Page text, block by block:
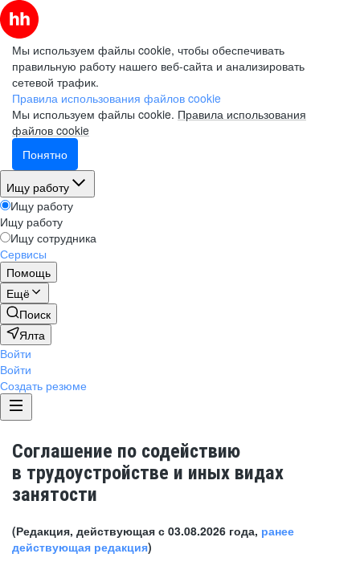
Мы используем файлы cookie, чтобы обеспечивать
правильную работу нашего веб-сайта и анализировать
сетевой трафик.
Правила использования файлов cookie
Мы используем файлы cookie. Правила использования
файлов cookie
Понятно
Ищу работу
Ищу работу
Ищу работу
Ищу сотрудника
Сервисы
Помощь
Ещё
Поиск
Ялта
Войти
Войти
Создать резюме
Соглашение по содействию
в трудоустройстве и иных видах
занятости
(Редакция, действующая с 03.08.2026 года, ранее
действующая редакция)